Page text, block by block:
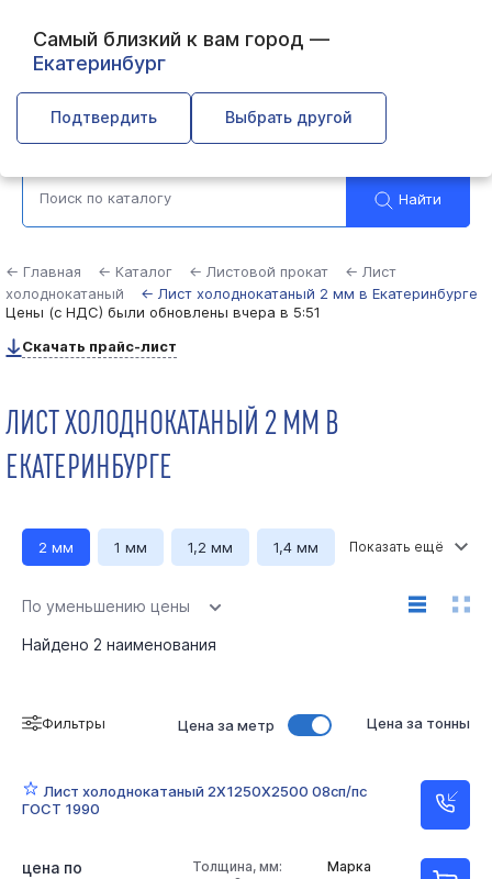
Самый близкий к вам город —
Екатеринбург
Подтвердить Выбрать другой
Выберите город
Найти
← Главная ← Каталог ← Листовой прокат
← Лист
холоднокатаный
← Лист холоднокатаный 2 мм в Екатеринбурге
Цены (с НДС) были обновлены вчера в 5:51
Скачать прайс-лист
ЛИСТ ХОЛОДНОКАТАНЫЙ 2 ММ В
ЕКАТЕРИНБУРГЕ
2 мм 1 мм 1,2 мм 1,4 мм
Ширина 1000 мм
По уменьшению цены
Найдено 2 наименования
Фильтры Цена за метр Цена за тонны
Лист холоднокатаный 2Х1250Х2500 08сп/пс
ГОСТ 1990
Марка
Толщина, мм:
цена по